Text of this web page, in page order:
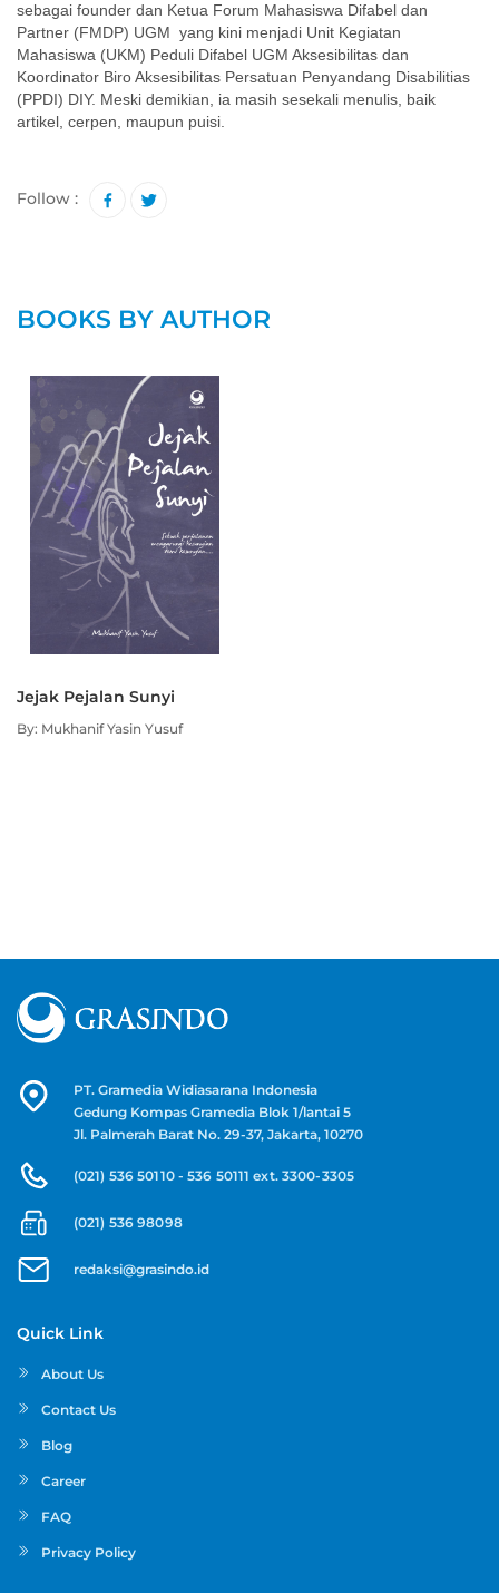
sebagai founder dan Ketua Forum Mahasiswa Difabel dan
Partner (FMDP) UGM yang kini menjadi Unit Kegiatan
Mahasiswa (UKM) Peduli Difabel UGM Aksesibilitas dan
Koordinator Biro Aksesibilitas Persatuan Penyandang Disabilitias
(PPDI) DIY. Meski demikian, ia masih sesekali menulis, baik
artikel, cerpen, maupun puisi.
Follow :
BOOKS BY AUTHOR
Jejak Pejalan Sunyi
By: Mukhanif Yasin Yusuf
PT. Gramedia Widiasarana Indonesia
Gedung Kompas Gramedia Blok 1/lantai 5
Jl. Palmerah Barat No. 29-37, Jakarta, 10270
(021) 536 50110 - 536 50111 ext. 3300-3305
(021) 536 98098
redaksi@grasindo.id
Quick Link
About Us
Contact Us
Blog
Career
FAQ
Privacy Policy